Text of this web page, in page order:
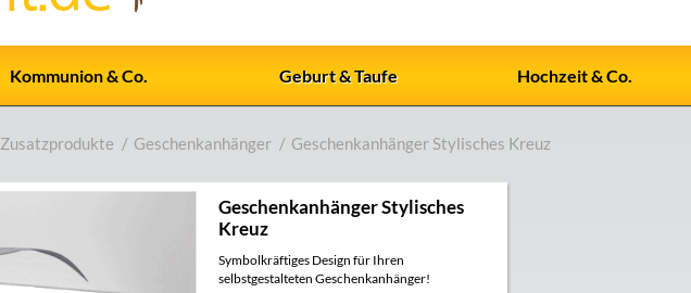
Kommunion & Co. Geburt & Taufe Hochzeit & Co.
Zusatzprodukte / Geschenkanhänger / Geschenkanhänger Stylisches Kreuz
Geschenkanhänger Stylisches
Kreuz
Symbolkräftiges Design für Ihren
selbstgestalteten Geschenkanhänger!